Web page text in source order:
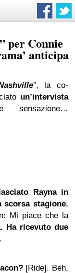
per Connie
anticipa
”, la co-
un’intervista
sensazione…
Rayna in
stagione.
Mi piace che la
Ha ricevuto due
[Ride]. Beh,